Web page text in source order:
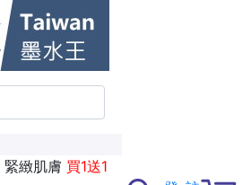
緊緻肌膚 買1送1